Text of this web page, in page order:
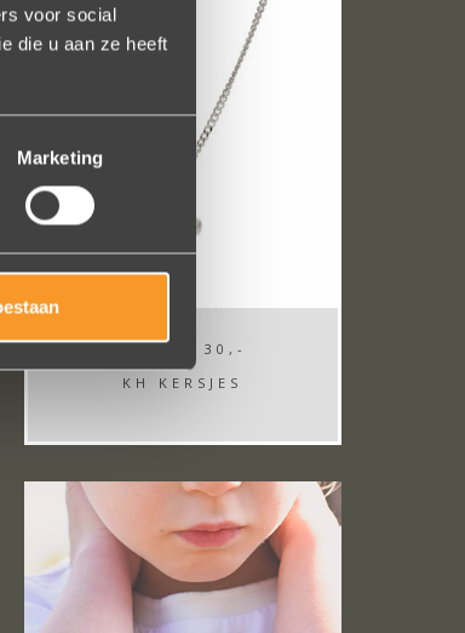
voor social
die u aan ze heeft
Marketing
FROM
€ 30,-
KH KERSJES